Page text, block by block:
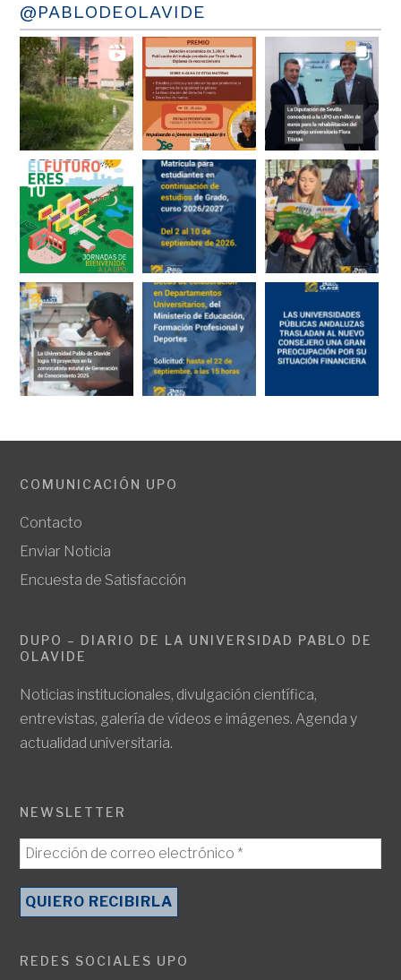
@PABLODEOLAVIDE
COMUNICACIÓN UPO
Contacto
Enviar Noticia
Encuesta de Satisfacción
DUPO – DIARIO DE LA UNIVERSIDAD PABLO DE
OLAVIDE
Noticias institucionales, divulgación científica,
entrevistas, galería de vídeos e imágenes. Agenda y
actualidad universitaria.
NEWSLETTER
REDES SOCIALES UPO